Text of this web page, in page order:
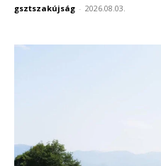
gsztszakújság - 2026.08.03.